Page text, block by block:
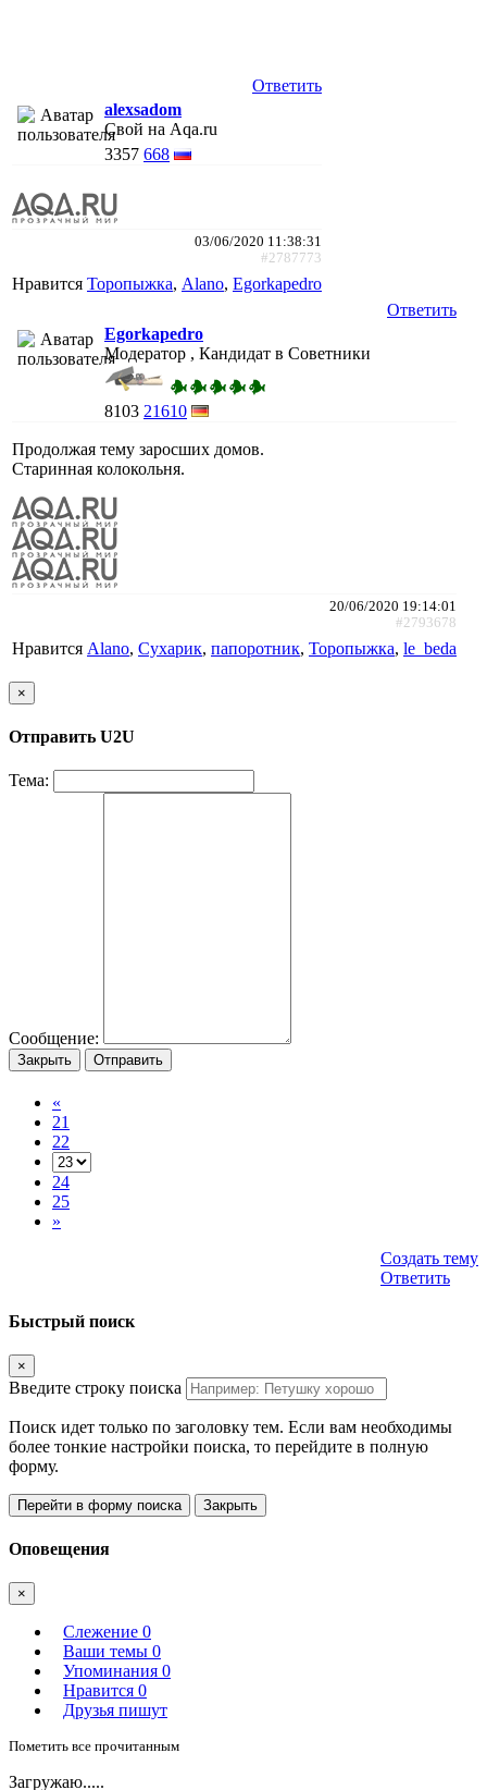
Ответить
alexsadom
Свой на Aqa.ru
3357 668
03/06/2020 11:38:31
#2787773
Нравится Торопыжка, Alano, Egorkapedro
Ответить
Egorkapedro
Модератор , Кандидат в Советники
8103 21610
Продолжая тему заросших домов.
Старинная колокольня.
20/06/2020 19:14:01
#2793678
Нравится Alano, Сухарик, папоротник, Торопыжка, le_beda
×
Отправить U2U
Тема:
Сообщение:
Закрыть Отправить
«
21
22
24
25
»
Создать тему
Ответить
Быстрый поиск
×
Введите строку поиска
Поиск идет только по заголовку тем. Если вам необходимы
более тонкие настройки поиска, то перейдите в полную
форму.
Перейти в форму поиска Закрыть
Оповещения
×
Слежение 0
Ваши темы 0
Упоминания 0
Нравится 0
Друзья пишут
Пометить все прочитанным
Загружаю.....